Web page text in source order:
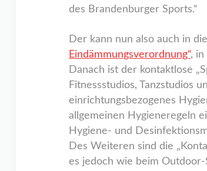
des Brandenburger Sports.“
Der kann nun also auch in
Eindämmungsverordnung“, in
Danach ist der kontaktlose
Fitnessstudios, Tanzstudios
einrichtungsbezogenes
allgemeinen Hygieneregeln
Hygiene- und
Des Weiteren sind die
es jedoch wie beim